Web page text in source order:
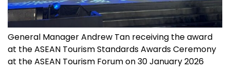
General Manager Andrew Tan receiving the award
at the ASEAN Tourism Standards Awards Ceremony
at the ASEAN Tourism Forum on 30 January 2026